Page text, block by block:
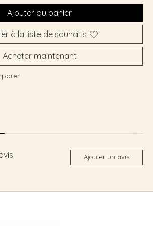
Ajouter au panier
à la liste de souhaits
Acheter maintenant
Ajouter un avis